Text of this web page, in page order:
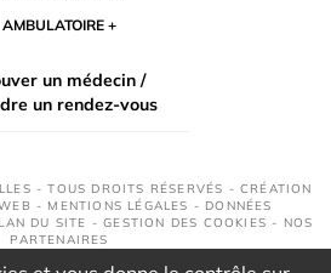
AMBULATOIRE
un médecin /
un rendez-vous
- TOUS DROITS RÉSERVÉS - CRÉATION
- MENTIONS LÉGALES - DONNÉES
DU SITE -GESTION DES COOKIES - NOS
PARTENAIRES